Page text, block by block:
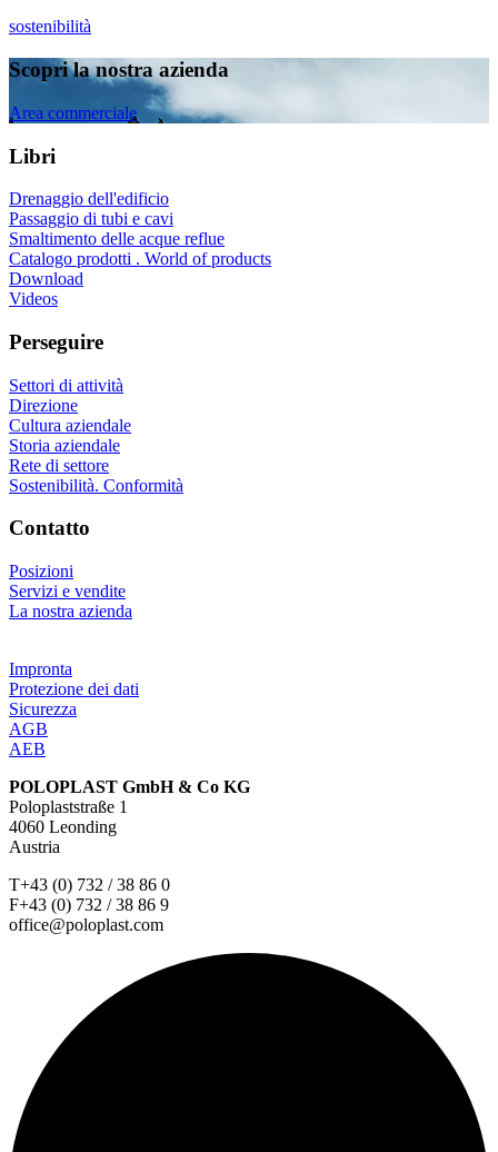
sostenibilità
Scopri la nostra azienda
Area commerciale
Libri
Drenaggio dell'edificio
Passaggio di tubi e cavi
Smaltimento delle acque reflue
Catalogo prodotti . World of products
Download
Videos
Perseguire
Settori di attività
Direzione
Cultura aziendale
Storia aziendale
Rete di settore
Sostenibilità. Conformità
Contatto
Posizioni
Servizi e vendite
La nostra azienda
Impronta
Protezione dei dati
Sicurezza
AGB
AEB
POLOPLAST GmbH & Co KG
Poloplaststraße 1
4060 Leonding
Austria
T+43 (0) 732 / 38 86 0
F+43 (0) 732 / 38 86 9
office@poloplast.com